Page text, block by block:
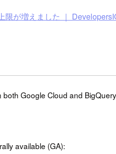
限が増えました ｜
Google Cloud and
available (GA):